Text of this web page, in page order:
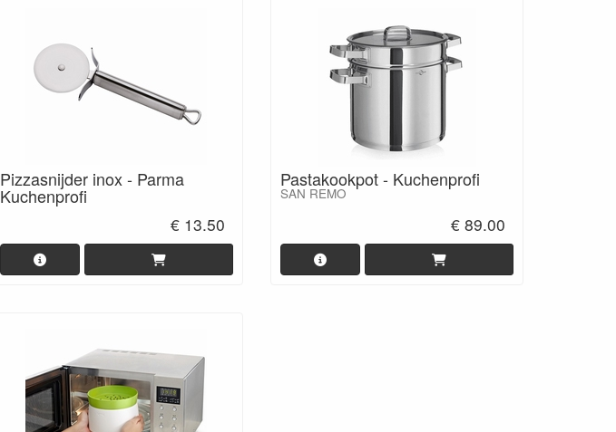
Pizzasnijder inox - Parma
Kuchenprofi
€ 13.50
Pastakookpot - Kuchenprofi
SAN REMO
€ 89.00